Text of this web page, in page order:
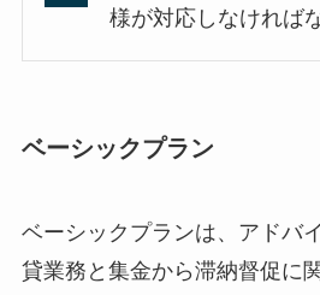
様が対応しなければ
ベーシックプラン
ベーシックプランは、アドバ
貸業務と集金から滞納督促に